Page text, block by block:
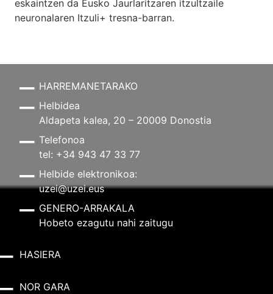
eskaintzen da Eusko Jaurlaritzaren itzultzaile
neuronalaren Itzuli+ tresna-barran.
HARREMANETARAKO
Helbidea
Aldapeta kalea, 20 – 20009 Donostia
Telefonoa
tel: +34 943 47 33 77
Helbide elektronikoa:
uzei@uzei.eus
GENERO-ARRAKALA
Hobeto ezagutu nahi zaitugu
HASIERA
NOR GARA